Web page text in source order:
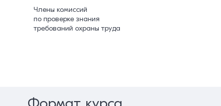
Члены комиссий
по проверке знания
требований охраны труда